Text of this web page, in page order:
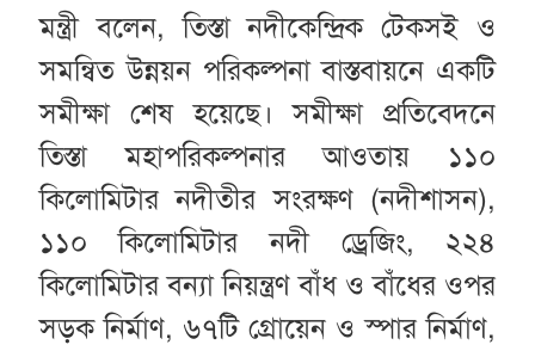
মন্ত্রী বলেন, তিস্তা নদীকেন্দ্রিক টেকসই ও
সমন্বিত উন্নয়ন পরিকল্পনা বাস্তবায়নে একটি
সমীক্ষা শেষ হয়েছে। সমীক্ষা প্রতিবেদনে
তিস্তা মহাপরিকল্পনার আওতায় ১১০
কিলোমিটার নদীতীর সংরক্ষণ (নদীশাসন),
১১০ কিলোমিটার নদী ড্রেজিং, ২২৪
কিলোমিটার বন্যা নিয়ন্ত্রণ বাঁধ ও বাঁধের ওপর
সড়ক নির্মাণ, ৬৭টি গ্রোয়েন ও স্পার নির্মাণ,